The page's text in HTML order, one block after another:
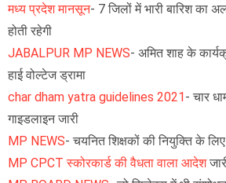
मध्य प्रदेश मानसून- 7 जिलों में भारी बारिश का
होती रहेगी
JABALPUR MP NEWS- अमित शाह के
हाई वोल्टेज ड्रामा
char dham yatra guidelines 2021- चार
गाइडलाइन जारी
MP NEWS- चयनित शिक्षकों की नियुक्ति के
MP CPCT स्कोरकार्ड की वैधता वाला आदेश